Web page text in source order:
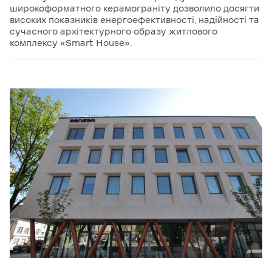
широкоформатного керамограніту дозволило досягти
високих показників енергоефективності, надійності та
сучасного архітектурного образу житлового
комплексу «Smart House».